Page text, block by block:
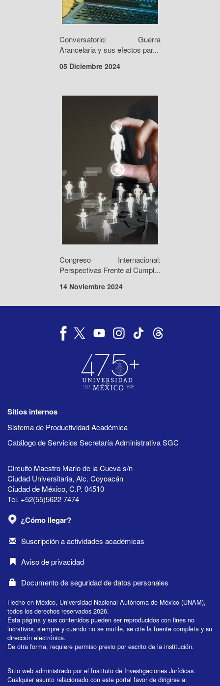
Conversatorio: Guerra
Arancelaria y sus efectos par...
05 Diciembre 2024
Congreso Internacional:
Perspectivas Frente al Cumpl...
14 Noviembre 2024
Sitios internos
Sistema de Productividad Académica
Catálogo de Servicios Secretaría Administrativa SGC
Circuito Maestro Mario de la Cueva s/n
Ciudad Universitaria, Alc. Coyoacán
Ciudad de México, C.P. 04510
Tel. +52(55)5622 7474
¿Cómo llegar?
Suscripción a actividades académicas
Aviso de privacidad
Documento de seguridad de datos personales
Hecho en México, Universidad Nacional Autónoma de México (UNAM),
todos los derechos reservados 2026.
Esta página y sus contenidos pueden ser reproducidos con fines no
lucrativos, siempre y cuando no se mutile, se cite la fuente completa y su
dirección electrónica.
De otra forma, requiere permiso previo por escrito de la institución.
Sitio web administrado por el Instituto de Investigaciones Jurídicas.
Cualquier asunto relacionado con este portal favor de dirigirse a: